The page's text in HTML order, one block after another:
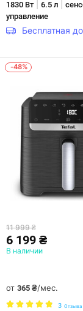
1830 Вт| 6.5 л
управление
Бесплатная
-48%
11 999 ₴
6 199 ₴
В наличии
от 365 ₴/мес.
3 Отзыва